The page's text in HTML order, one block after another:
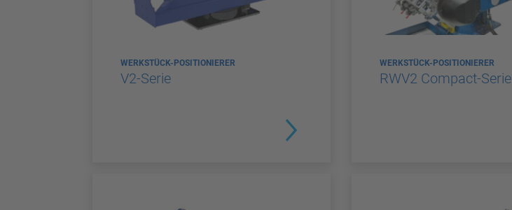
WERKSTÜCK-POSITIONIERER
V2-Serie
WERKSTÜCK-POSITIONIERER
RWV2 Compact-Serie